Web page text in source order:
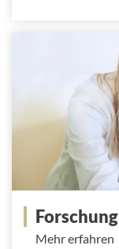
Forschung
Mehr erfahren